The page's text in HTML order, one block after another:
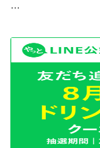
8/8（金）0:00～8/31